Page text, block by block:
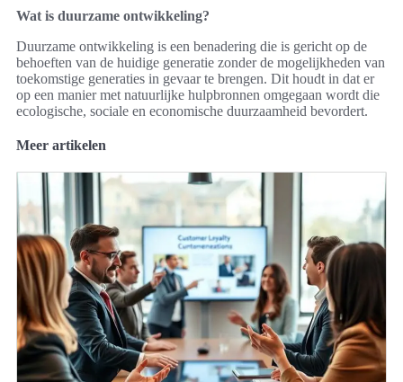
Wat is duurzame ontwikkeling?
Duurzame ontwikkeling is een benadering die is gericht op de
behoeften van de huidige generatie zonder de mogelijkheden van
toekomstige generaties in gevaar te brengen. Dit houdt in dat er
op een manier met natuurlijke hulpbronnen omgegaan wordt die
ecologische, sociale en economische duurzaamheid bevordert.
Meer artikelen